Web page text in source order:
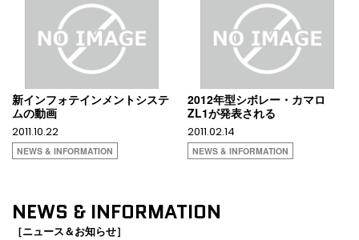
新インフォテインメントシステ
ムの動画
2011.10.22
NEWS & INFORMATION
2012年型シボレー・カマロ
ZL1が発表される
2011.02.14
NEWS & INFORMATION
NEWS & INFORMATION
［ニュース＆お知らせ］